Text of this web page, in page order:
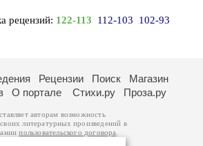
рецензий: 122-113 112-103
102-93
Рецензии Поиск
Магазин
О портале Стихи.ру Проза.ру
авторам возможность
литературных произведений в
пользовательского договора
принадлежат авторам